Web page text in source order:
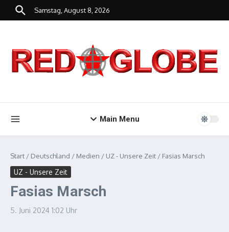
Zum Inhalt springen
Samstag, August 8, 2026
Main Menu
Start / Deutschland / Medien / UZ - Unsere Zeit / Fasias Marsch
UZ - Unsere Zeit
Fasias Marsch
5. Juni 2024 1:02 Uhr